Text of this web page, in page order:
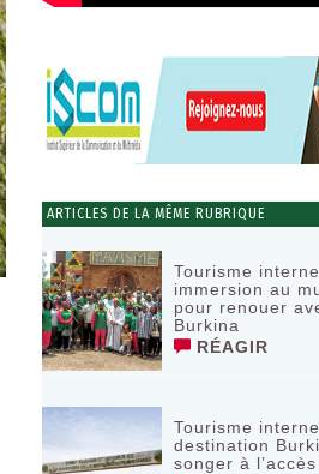
ARTICLES DE LA MÊME RUBRIQUE
Tourisme
immersion au
pour renouer
Burkina
RÉAGIR
Tourisme
destination
songer à